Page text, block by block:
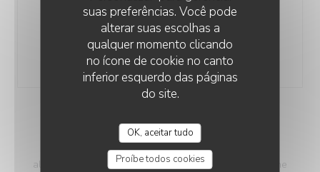
suas preferências. Você pode
alterar suas escolhas a
qualquer momento clicando
no ícone de cookie no canto
inferior esquerdo das páginas
do site.
OK, aceitar tudo
Proíbe todos cookies
ASSIETTE DE FROMAGES
Sélection de fromages affinés par l'Essentiel à Saint-
Vaast
12,00 EUR
MENUS
Merci de nous préciser vos allergies et intolérances
alimentaires lors de votre réservation sans quoi nous ne